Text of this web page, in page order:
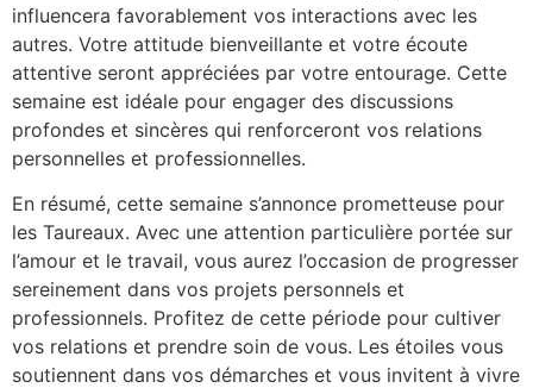
influencera favorablement vos interactions avec les
autres. Votre attitude bienveillante et votre écoute
attentive seront appréciées par votre entourage. Cette
semaine est idéale pour engager des discussions
profondes et sincères qui renforceront vos relations
personnelles et professionnelles.
En résumé, cette semaine s’annonce prometteuse pour
les Taureaux. Avec une attention particulière portée sur
l’amour et le travail, vous aurez l’occasion de progresser
sereinement dans vos projets personnels et
professionnels. Profitez de cette période pour cultiver
vos relations et prendre soin de vous. Les étoiles vous
soutiennent dans vos démarches et vous invitent à vivre